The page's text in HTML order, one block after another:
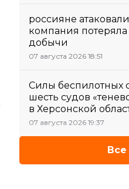
россияне
компания
добычи
07 августа 2026 18:51
Силы беспилотных
шесть судов
в Херсонской
07 августа 2026 19:37
Все